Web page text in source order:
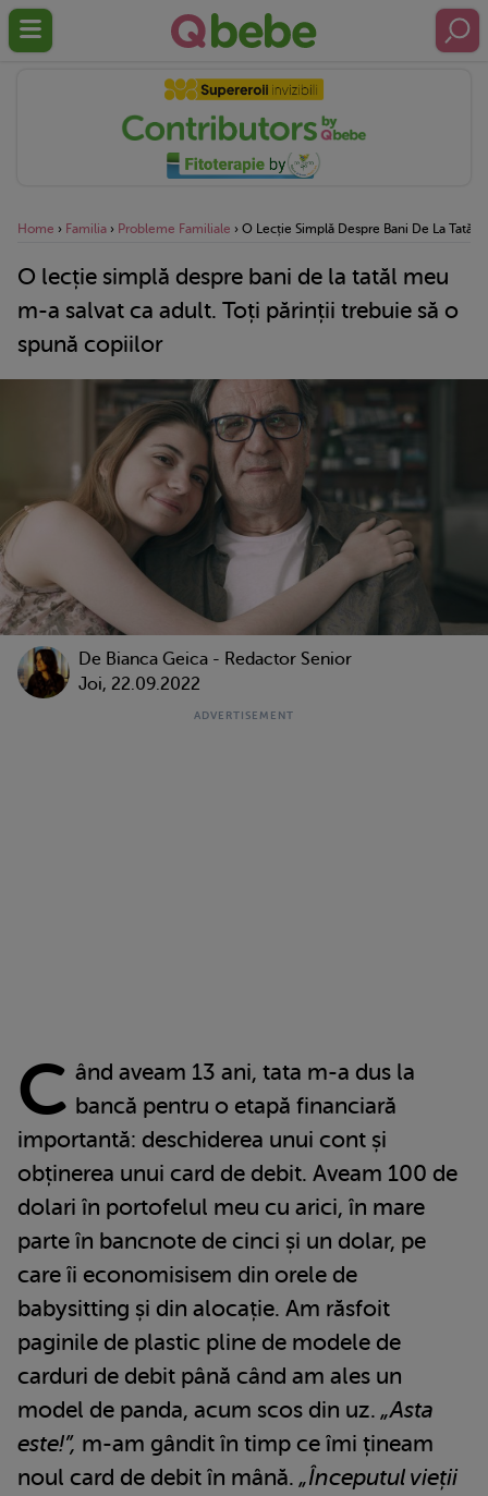
Home › Familia › Probleme Familiale › O Lecție Simplă Despre Bani De La Tatăl
O lecție simplă despre bani de la tatăl meu
m-a salvat ca adult. Toți părinții trebuie să o
spună copiilor
De Bianca Geica - Redactor Senior
Joi, 22.09.2022
C ând aveam 13 ani, tata m-a dus la
bancă pentru o etapă financiară
importantă: deschiderea unui cont și
obținerea unui card de debit. Aveam 100 de
dolari în portofelul meu cu arici, în mare
parte în bancnote de cinci și un dolar, pe
care îi economisisem din orele de
babysitting și din alocație. Am răsfoit
paginile de plastic pline de modele de
carduri de debit până când am ales un
model de panda, acum scos din uz. „Asta
este!”, m-am gândit în timp ce îmi țineam
noul card de debit în mână. „Începutul vieții